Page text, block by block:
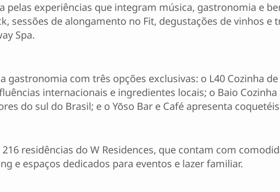
pelas experiências que integram música, gastronomia e
sessões de alongamento no Fit, degustações de vinhos
Spa.
gastronomia com três opções exclusivas: o L40 Cozinha
internacionais e ingredientes locais; o Baio
do sul do Brasil; e o Yōso Bar e Café apresenta
residências do W Residences, que contam com
e espaços dedicados para eventos e lazer familiar.